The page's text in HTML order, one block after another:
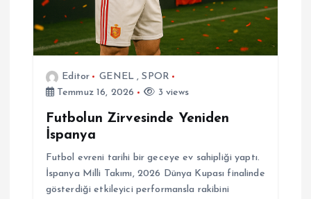
Editor GENEL,SPOR
Temmuz 16, 2026
3 views
Futbolun Zirvesinde Yeniden
İspanya
Futbol evreni tarihi bir geceye ev sahipliği yaptı.
İspanya Milli Takımı, 2026 Dünya Kupası finalinde
gösterdiği etkileyici performansla rakibini